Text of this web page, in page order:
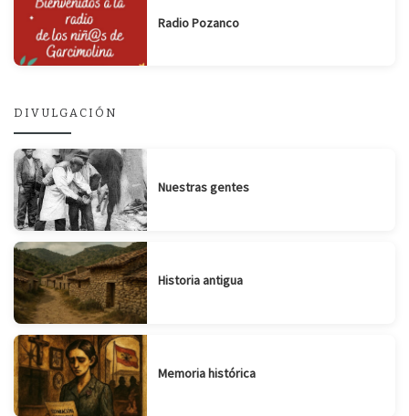
Radio Pozanco
DIVULGACIÓN
Nuestras gentes
Historia antigua
Memoria histórica